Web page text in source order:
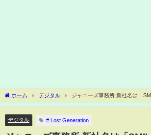
ホーム デジタル
ジャニーズ事務所 新社名は「
プ）」 略すと・・・
デジタル # Lost Generation